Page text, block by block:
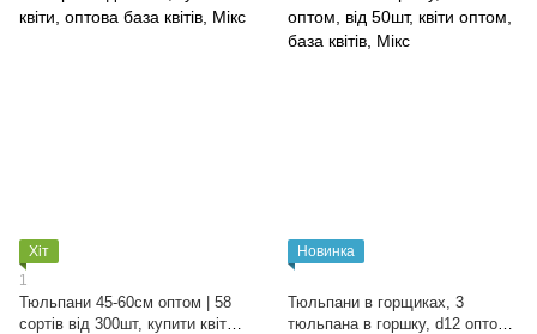
Хіт
1
Тюльпани 45-60см оптом | 58
сортів від 300шт, купити квіти,
Новинка
Тюльпани в горщиках, 3
тюльпана в горшку, d12 оптом,